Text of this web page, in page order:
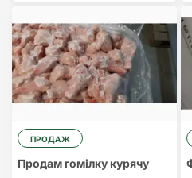
ПРОДАЖ
Продам гомілку курячу